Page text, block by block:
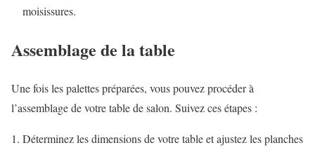
moisissures.
Assemblage de la table
Une fois les palettes préparées, vous pouvez procéder à
l’assemblage de votre table de salon. Suivez ces étapes :
Déterminez les dimensions de votre table et ajustez les planches